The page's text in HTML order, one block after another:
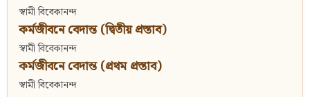
স্বামী বিবেকানন্দ
কর্মজীবনে বেদান্ত (দ্বিতীয় প্রস্তাব)
স্বামী বিবেকানন্দ
কর্মজীবনে বেদান্ত (প্রথম প্রস্তাব)
স্বামী বিবেকানন্দ